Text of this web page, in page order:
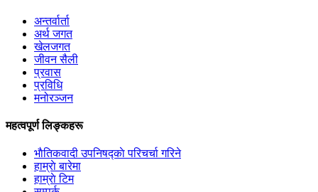
अन्तर्वार्ता
अर्थ जगत
खेलजगत
जीवन सैली
प्रवास
प्रविधि
मनोरञ्जन
महत्वपूर्ण लिङ्कहरू
भाैतिकवादी उपनिषद्काे परिचर्चा गरिने
हाम्राे बारेमा
हाम्राे टिम